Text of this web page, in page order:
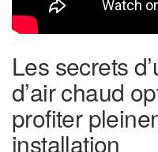
Les secrets
d’air chaud
profiter
installation